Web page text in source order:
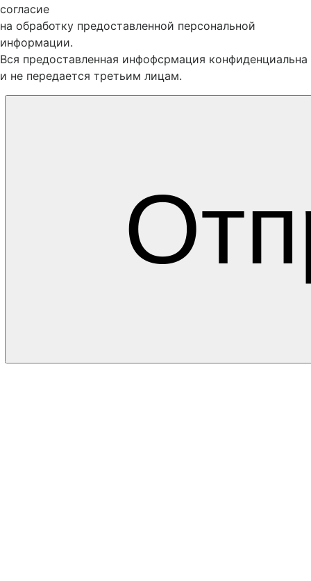
согласие
на обработку предоставленной персональной
информации.
Вся предоставленная инфофсрмация конфиденциальна
и не передается третьим лицам.